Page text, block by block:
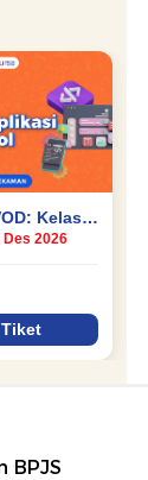
BPJS